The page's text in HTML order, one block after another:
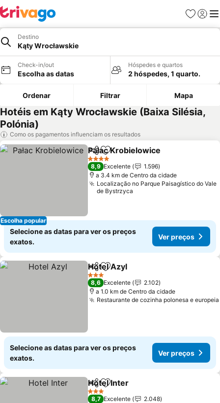
Favoritos
Iniciar
Destino
Kąty Wrocławskie
Check-in/out
Escolha as datas
Hóspedes e quartos
2 hóspedes, 1 quarto.
Ordenar Filtrar Mapa
Hotéis em Kąty Wrocławskie (Baixa Silésia,
Polónia)
Como os pagamentos influenciam os resultados
Escolha popular
PartilharAdicionar aos favoritos
Pałac Krobielowice
4 Estrelas
8,9 Excelente
1.596
a 3.4 km de Centro da cidade
Localização no Parque Paisagístico do Vale
de Bystrzyca
Selecione as datas para ver os preços
exatos.
Ver preços
PartilharAdicionar aos favoritos
Hotel Azyl
3 Estrelas
8,6 Excelente
2.102
a 1.0 km de Centro da cidade
Restaurante de cozinha polonesa e europeia
Selecione as datas para ver os preços
exatos.
Ver preços
PartilharAdicionar aos favoritos
Hotel Inter
3 Estrelas
8,7 Excelente
2.048